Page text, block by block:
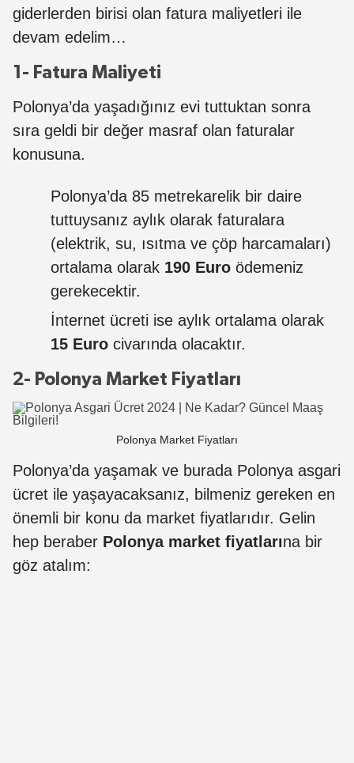
giderlerden birisi olan fatura maliyetleri ile
devam edelim…
1- Fatura Maliyeti
Polonya’da yaşadığınız evi tuttuktan sonra
sıra geldi bir değer masraf olan faturalar
konusuna.
Polonya’da 85 metrekarelik bir daire
tuttuysanız aylık olarak faturalara
(elektrik, su, ısıtma ve çöp harcamaları)
ortalama olarak 190 Euro ödemeniz
gerekecektir.
İnternet ücreti ise aylık ortalama olarak
15 Euro civarında olacaktır.
2- Polonya Market Fiyatları
Polonya Market Fiyatları
Polonya’da yaşamak ve burada Polonya asgari
ücret ile yaşayacaksanız, bilmeniz gereken en
önemli bir konu da market fiyatlarıdır. Gelin
hep beraber Polonya market fiyatlarına bir
göz atalım: